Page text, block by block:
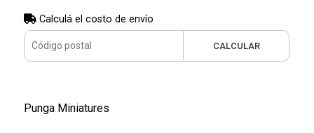
Calculá el costo de envío
CALCULAR
Punga Miniatures